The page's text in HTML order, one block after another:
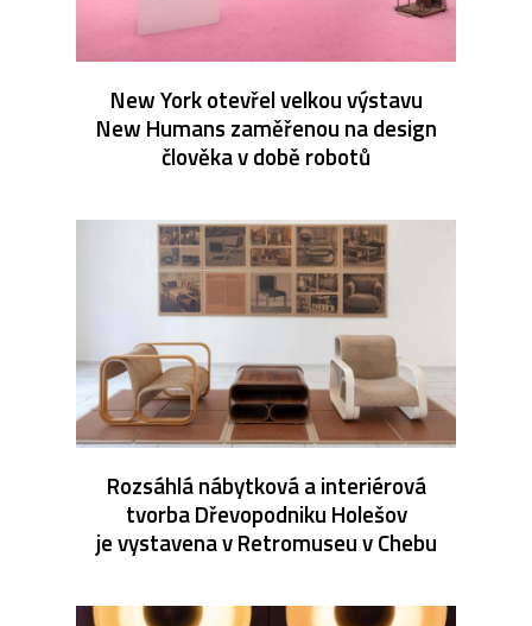
New York otevřel velkou výstavu
New Humans zaměřenou na design
člověka v době robotů
Rozsáhlá nábytková a interiérová
tvorba Dřevopodniku Holešov
je vystavena v Retromuseu v Chebu